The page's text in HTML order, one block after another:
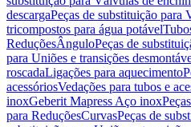
descargaPeças de substituição para
tricompostos para água potável
ReduçõesÂnguloPeças de
para Uniões e transições
roscadaLigações para aquecimento
acessóriosVedações para tubos e
inoxGeberit Mapress Aço inox
para ReduçõesCurvasPeças de